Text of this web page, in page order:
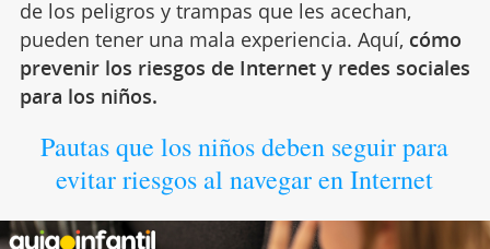
de los peligros y trampas que les acechan,
pueden tener una mala experiencia. Aquí, cómo
prevenir los riesgos de Internet y redes sociales
para los niños.
Pautas que los niños deben seguir para
evitar riesgos al navegar en Internet